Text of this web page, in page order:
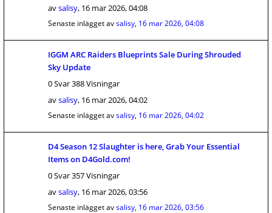
avsalisy, 16 mar 2026, 04:08
Senaste inlägget avsalisy, 16 mar 2026, 04:08
IGGM ARC Raiders Blueprints Sale During Shrouded
Sky Update
0 Svar 388 Visningar
avsalisy, 16 mar 2026, 04:02
Senaste inlägget avsalisy, 16 mar 2026, 04:02
D4 Season 12 Slaughter is here, Grab Your Essential
Items on D4Gold.com!
0 Svar 357 Visningar
avsalisy, 16 mar 2026, 03:56
Senaste inlägget avsalisy, 16 mar 2026, 03:56